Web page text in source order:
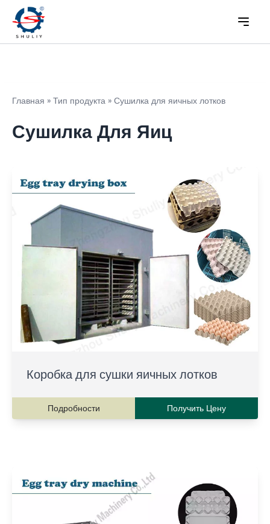
Главная » Тип продукта » Сушилка для яичных лотков
Сушилка Для Яиц
Коробка для сушки яичных лотков
Подробности Получить Цену